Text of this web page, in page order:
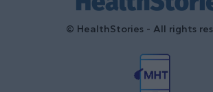
© HealthStories - All rights